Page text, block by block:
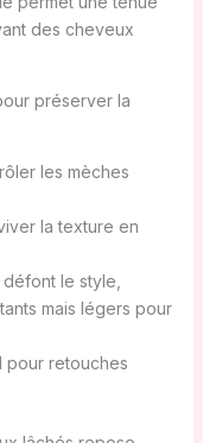
des cheveux
préserver la
les mèches
la texture en
le style,
mais légers pour
pour retouches